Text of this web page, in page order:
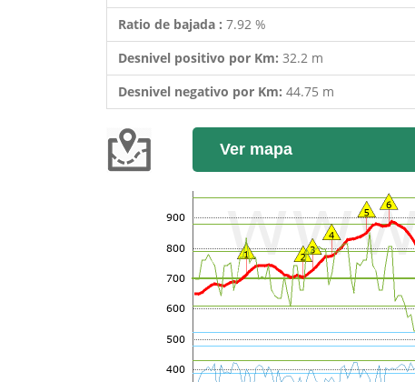
Ratio de bajada : 7.92 %
Desnivel positivo por Km: 32.2 m
Desnivel negativo por Km: 44.75 m
Ver mapa